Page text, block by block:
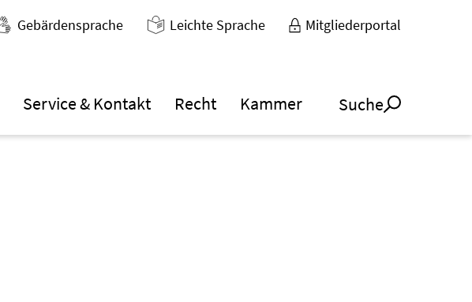
Gebärdensprache Leichte Sprache Mitgliederportal
Service & Kontakt Recht Kammer Suche